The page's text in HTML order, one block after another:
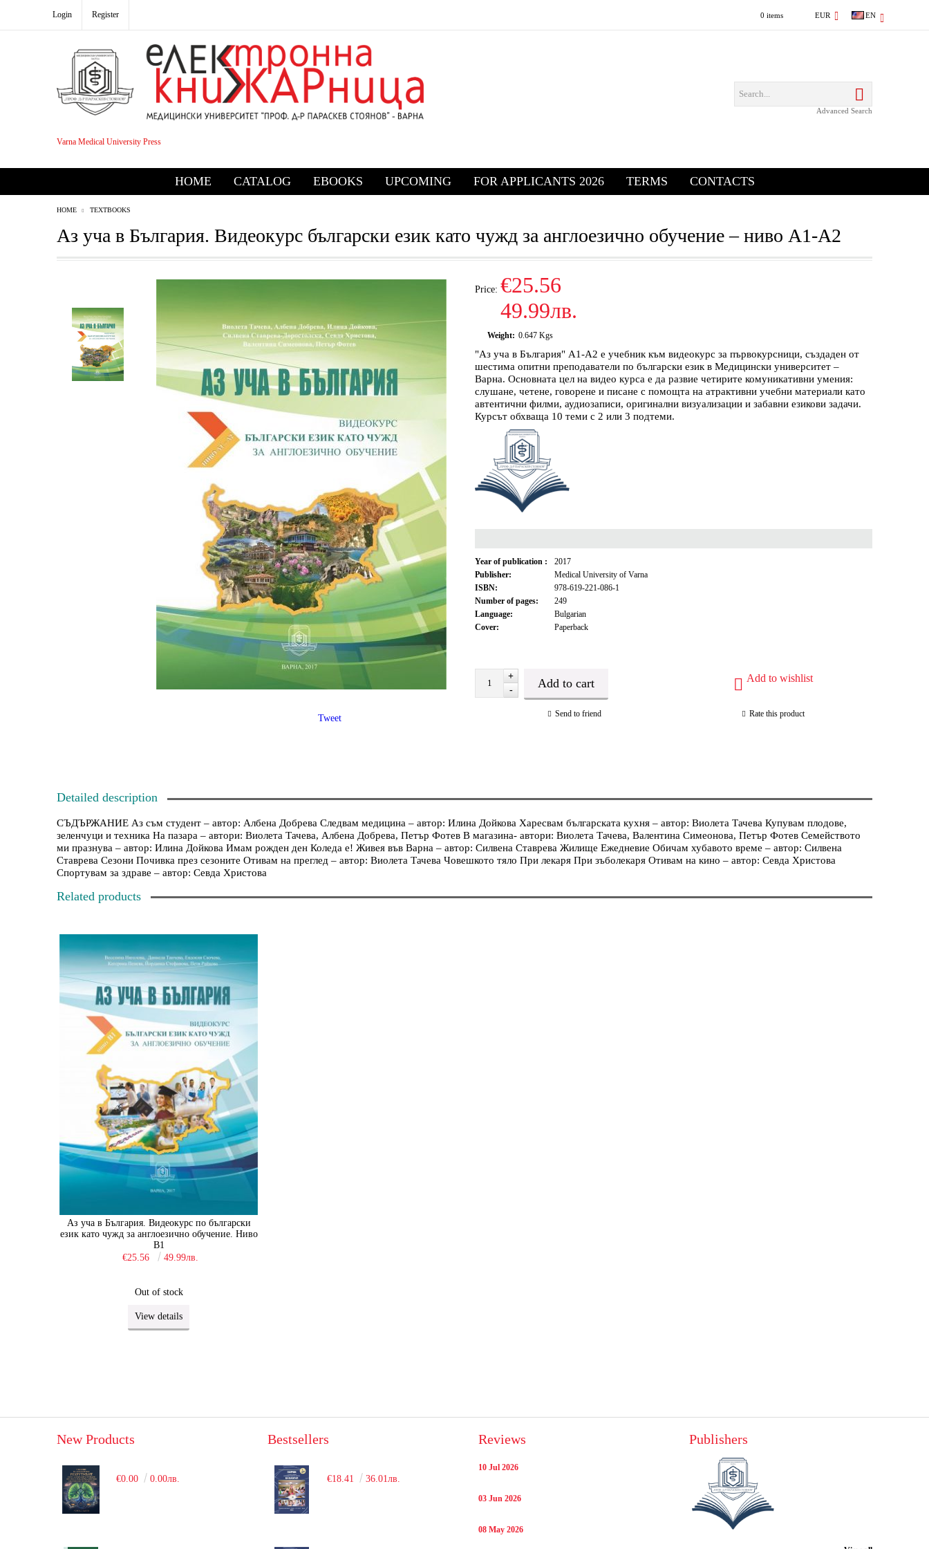
Login Register 0 items EUR EN
Varna Medical University Press
Advanced Search
HOME CATALOG EBOOKS UPCOMING FOR APPLICANTS 2026 TERMS CONTACTS
HOME TEXTBOOKS
Аз уча в България. Видеокурс български език като чужд за англоезично обучение – ниво A1-A2
Price: €25.56
49.99лв.
Weight: 0.647 Kgs
"Аз уча в България" A1-А2 e учебник към видеокурс за първокурсници, създаден от
шестима опитни преподаватели по български език в Медицински университет –
Варна. Основната цел на видео курса е да развие четирите комуникативни умения:
слушане, четене, говорене и писане с помощта на атрактивни учебни материали като
автентични филми, аудиозаписи, оригинални визуализации и забавни езикови задачи.
Курсът обхваща 10 теми с 2 или 3 подтеми.
Year of publication :
2017
Publisher:
Medical University of Varna
ISBN:
978-619-221-086-1
Number of pages:
249
Language:
Bulgarian
Cover:
Paperback
+
-
Add to wishlist
Send to friend Rate this product
Tweet
Detailed description
СЪДЪРЖАНИЕ Аз съм студент – автор: Албена Добрева Следвам медицина – автор: Илина Дойкова Харесвам българската кухня – автор: Виолета Тачева Купувам плодове,
зеленчуци и техника На пазара – автори: Виолета Тачева, Албена Добрева, Петър Фотев В магазина- автори: Виолета Тачева, Валентина Симеонова, Петър Фотев Семейството
ми празнува – автор: Илина Дойкова Имам рожден ден Коледа е! Живея във Варна – автор: Силвена Ставрева Жилище Ежедневие Обичам хубавото време – автор: Силвена
Ставрева Сезони Почивка през сезоните Отивам на преглед – автор: Виолета Тачева Човешкото тяло При лекаря При зъболекаря Отивам на кино – автор: Севда Христова
Спортувам за здраве – автор: Севда Христова
Related products
Аз уча в България. Видеокурс по български
език като чужд за англоезично обучение. Ниво
B1
€25.56
49.99лв.
Out of stock
View details
New Products
€0.00 0.00лв.
Bestsellers
€18.41 36.01лв.
Reviews
10 Jul 2026
03 Jun 2026
08 May 2026
Publishers